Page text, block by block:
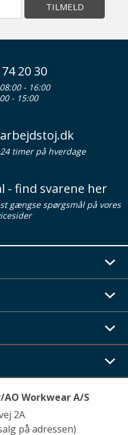
TILMELD
20 30
08:00 - 16:00
- 15:00
timer på hverdage
- find svarene her
gængse spørgsmål på vores
Workwear A/S
2A
på adressen)